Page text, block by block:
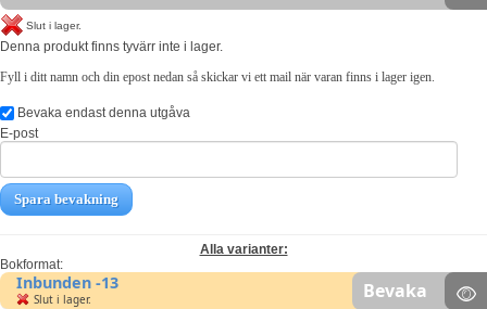
Slut i lager.
Denna produkt finns tyvärr inte i lager.
Fyll i ditt namn och din epost nedan så skickar vi ett mail när varan finns i lager igen.
Bevaka endast denna utgåva
E-post
Spara bevakning
Alla varianter:
Bokformat:
Inbunden -13
Slut i lager. Bevaka